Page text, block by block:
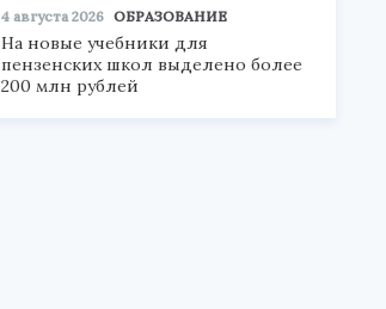
4 августа 2026 ОБРАЗОВАНИЕ
На новые учебники для
пензенских школ выделено более
200 млн рублей